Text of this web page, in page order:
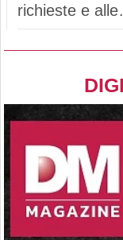
richieste e